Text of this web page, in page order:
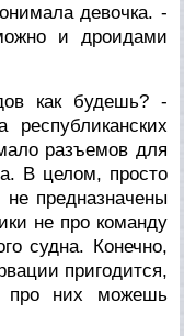
девочка. -
и дроидами
как будешь? -
разъемов для
В целом, просто
предназначены
не про команду
судна. Конечно,
пригодится,
них можешь